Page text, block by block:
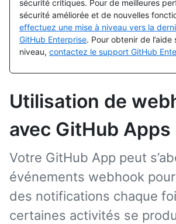
sécurité critiques. Pour de meilleures
sécurité améliorée et de nouvelles
effectuez une mise à niveau vers la
GitHub Enterprise. Pour obtenir de l’aide
niveau, contactez le support GitHub
Utilisation de
avec GitHub Apps
Votre GitHub App peut
événements webhook
des notifications chaque
certaines activités se